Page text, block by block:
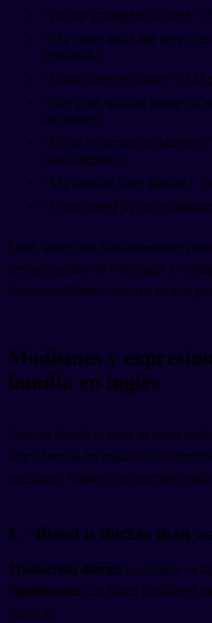
"I'm the youngest of three."
"My sister and I are very
cercanas.)
"I take after my father." (Me
"She's the spitting image of
su madre.)
"We're expecting a
hija/daughter.)
"My brother lives abroad."
"I was raised by my
Estas frases son fundamentales
pronunciación de "siblings" (/
hispanohablantes, así que vale la
Modismos y
familia en inglés
Aquí es donde la cosa se pone
sobre familia en inglés son
graciosos. Vamos con los más
1. "Blood is thicker than
Traducción literal: La sangre es
Significado: Los lazos familiares
relación.